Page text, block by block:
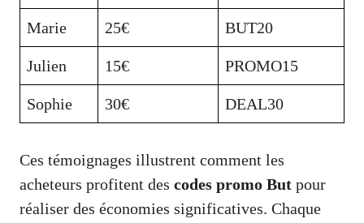
Marie 25€ BUT20
Julien 15€ PROMO15
Sophie 30€ DEAL30
Ces témoignages illustrent comment les
acheteurs profitent des codes promo But pour
réaliser des économies significatives. Chaque